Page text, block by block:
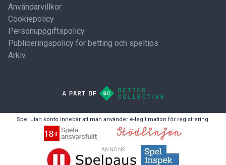
ANNONS
Användarvillkor
Cookiepolicy
Personuppgiftspolicy
Publiceringspolicy för betting och speltips
Arkiv
Spel utan konto innebär att man använder e-legitimation för registrering.